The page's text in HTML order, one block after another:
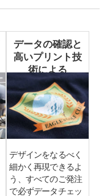
データの確認と
高いプリント技
術による
高品質な仕上が
り
デザインをなるべく
細かく再現できるよ
う、すべてのご発注
で必ずデータチェッ